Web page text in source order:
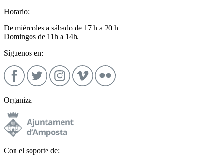
Horario:
De miércoles a sábado de 17 h a 20 h.
Domingos de 11h a 14h.
Síguenos en:
Organiza
Con el soporte de: